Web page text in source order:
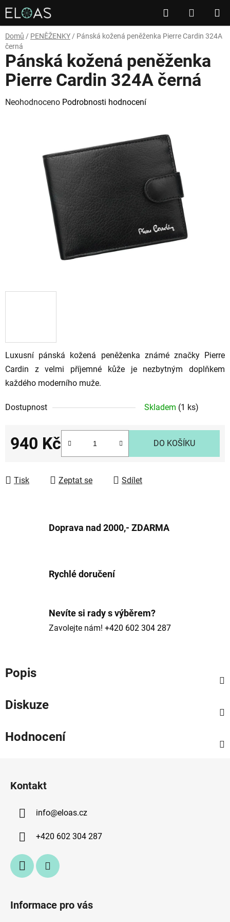
Přejít
na
obsah
Hledat
KOŠÍK
Domů / PENĚŽENKY / Pánská kožená peněženka Pierre Cardin 324A
černá
Luxusní pánská kožená peněženka známé značky Pierre
Cardin z velmi příjemné kůže je nezbytným doplňkem
každého moderního muže.
Dostupnost Skladem (1 ks)
940 Kč DO KOŠÍKU
Tisk Zeptat se Sdílet
Pánská kožená peněženka
Pierre Cardin 324A černá
Průměrné
Neohodnoceno Podrobnosti hodnocení
Doprava nad 2000,- ZDARMA
Rychlé doručení
Nevíte si rady s výběrem?
Zavolejte nám! +420 602 304 287
Popis
Diskuze
Hodnocení
Kontakt
info@eloas.cz
+420 602 304 287
Informace pro vás